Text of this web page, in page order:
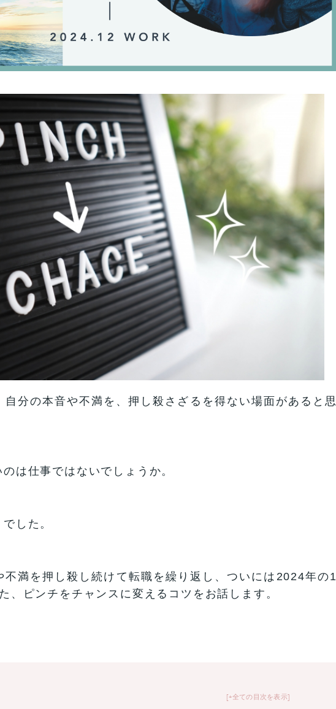
分の本音や不満を、押し殺さざるを得ない場面があると思
は仕事ではないでしょうか。
した。
不満を押し殺し続けて転職を繰り返し、ついには2024年の1
、ピンチをチャンスに変えるコツをお話します。
+全ての目次を表示